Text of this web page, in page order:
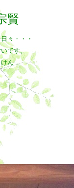
賢
々・・・
です。
ん